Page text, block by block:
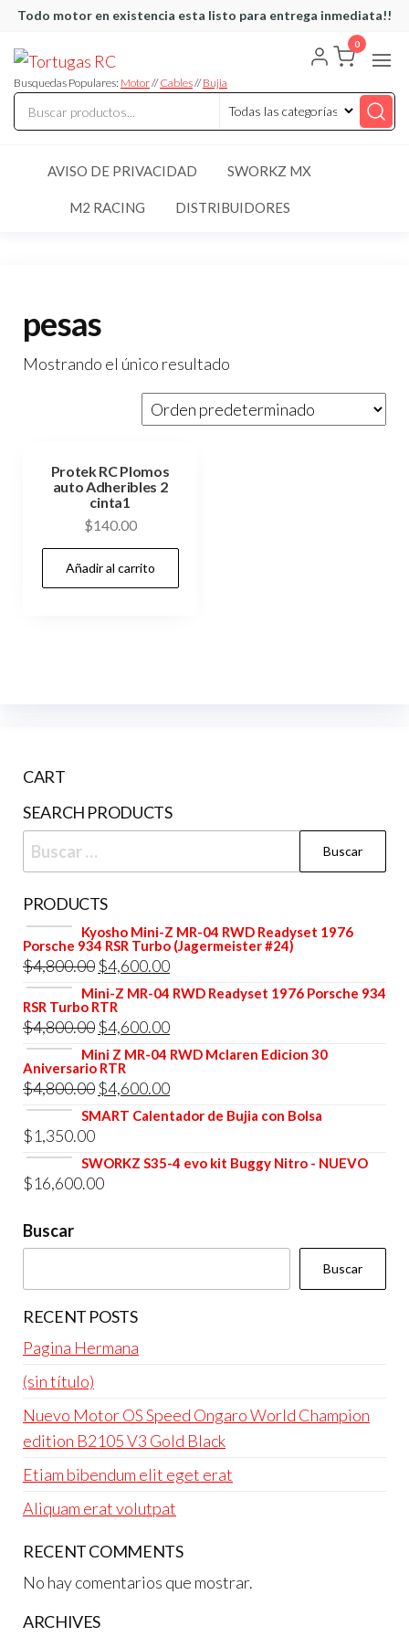
Saltar
contenido
Todo motor en existencia esta listo para entrega inmediata!!
RC
articulos
de RC
Busquedas Populares: Motor//Cables//Bujia
0
AVISO DE PRIVACIDAD SWORKZ MX
M2 RACING DISTRIBUIDORES
pesas
Mostrando el único resultado
Protek RC Plomos
auto Adheribles 2
cinta1
$140.00
Añadir al carrito
CART
SEARCH PRODUCTS
Buscar:
PRODUCTS
Kyosho Mini-Z MR-04 RWD Readyset 1976
Porsche 934 RSR Turbo (Jagermeister #24)
$4,800.00 El
precio
original
era:
$4,800.00.
$4,600.00El
precio
es:
$4,600.00.
Mini-Z MR-04 RWD Readyset 1976 Porsche 934
RSR Turbo RTR
$4,800.00 El
precio
original
era:
$4,800.00.
$4,600.00El
precio
es:
$4,600.00.
Mini Z MR-04 RWD Mclaren Edicion 30
Aniversario RTR
$4,800.00 El
precio
era:
$4,800.00.
$4,600.00El
precio
es:
SMART Calentador de Bujia con Bolsa
$1,350.00
SWORKZ S35-4 evo kit Buggy Nitro - NUEVO
$16,600.00
Buscar
Buscar
RECENT POSTS
Pagina Hermana
(sin título)
Nuevo Motor OS Speed Ongaro World Champion
edition B2105 V3 Gold Black
Etiam bibendum elit eget erat
Aliquam erat volutpat
RECENT COMMENTS
No hay comentarios que mostrar.
ARCHIVES